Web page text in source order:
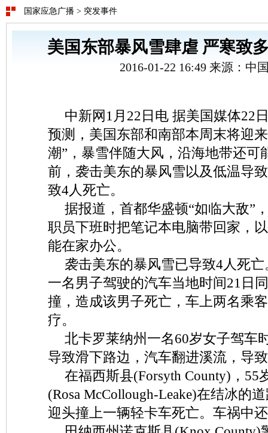
国家应急广播 > 突发事件
美国东部暴风雪肆虐 严寒致
2016-01-22 16:49 来源：中
中新网1月22日电 据美国媒体22
预测，美国东部和南部本周末将迎
潮”，暴雪伴随大风，沿海地带还可
前，袭击美东的暴风雪以及低温导
致4人死亡。
据报道，首都华盛顿“如临大敌”
职员下班时把笔记本电脑带回家，
能在家办公。
袭击美东的暴风雪已导致4人死
一名男子驾驶的汽车当地时间21日
撞，造成该男子死亡，车上两名乘
疗。
北卡罗莱纳州一名60岁女子驾车
导致滑下路边，汽车翻进溪流，导
在福西斯县(Forsyth County)，55
(Rosa McCollough-Leake)在结冰的
迎头撞上一辆轻卡车死亡。车祸中